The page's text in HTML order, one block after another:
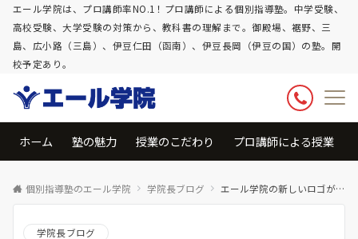
エール学院は、プロ講師率NO.1！プロ講師による個別指導塾。中学受験、
高校受験、大学受験の対策から、教科書の理解まで。御殿場、裾野、三
島、広小路（三島）、伊豆仁田（函南）、伊豆長岡（伊豆の国）の塾。開
校予定あり。
ホーム 塾の魅力 授業のこだわり プロ講師による授業
個別指導塾のエール学院 学院長ブログ エール学院の新しいロゴが完成しました。
学院長ブログ